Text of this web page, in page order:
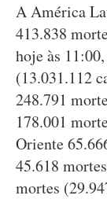
A América
413.838
hoje às
(13.031.112
248.791
178.001
Oriente
45.618
mortes